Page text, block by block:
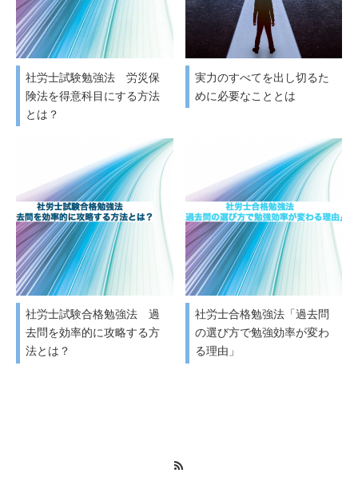
社労士試験勉強法 労災保
険法を得意科目にする方法
とは？
実力のすべてを出し切るた
めに必要なこととは
社労士試験合格勉強法 過
去問を効率的に攻略する方
法とは？
社労士合格勉強法「過去問
の選び方で勉強効率が変わ
る理由」